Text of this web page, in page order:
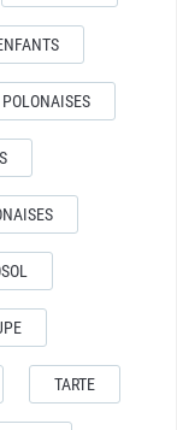
POLONAISES
TARTE